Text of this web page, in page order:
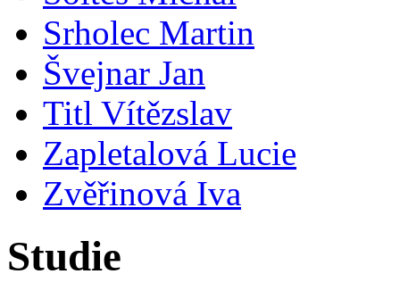
Srholec Martin
Švejnar Jan
Titl Vítězslav
Zapletalová Lucie
Zvěřinová Iva
Studie